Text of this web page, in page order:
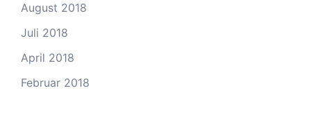
August 2018
Juli 2018
April 2018
Februar 2018